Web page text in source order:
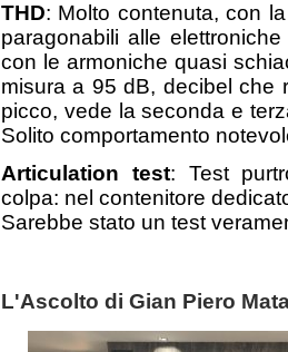
THD: Molto contenuta, con
paragonabili alle
con le armoniche quasi
misura a 95 dB, decibel che
picco, vede la seconda e
Solito comportamento
Articulation test: Test
colpa: nel contenitore
Sarebbe stato un test
L'Ascolto di Gian Piero